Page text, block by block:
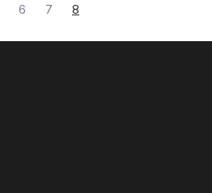
Page
6 Page
7 Current Page
8